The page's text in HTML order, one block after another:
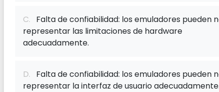
C. Falta de confiabilidad: los emuladores pueden
representar las limitaciones de hardware
adecuadamente.
D. Falta de confiabilidad: los emuladores pueden
representar la interfaz de usuario